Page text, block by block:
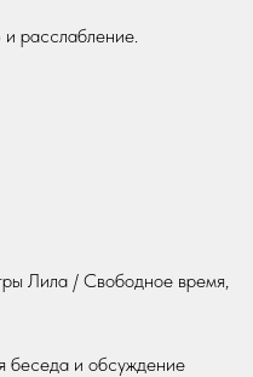
расслабление.
Лила / Свободное время,
беседа и обсуждение